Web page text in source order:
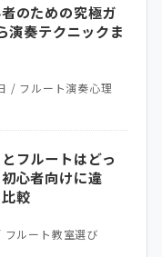
のための究極ガ
演奏テクニックま
/ フルート演奏心理
フルートはどっ
心者向けに違
較
フルート教室選び